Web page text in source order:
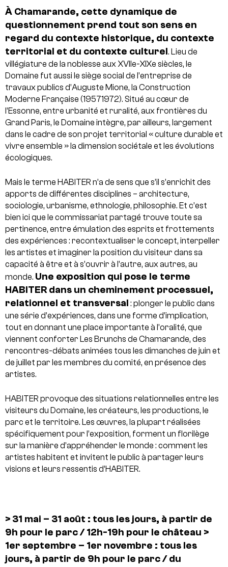
À Chamarande, cette dynamique de
questionnement prend tout son sens en
regard du contexte historique, du contexte
territorial et du contexte culturel. Lieu de
villégiature de la noblesse aux XVIIe-XIXe siècles, le
Domaine fut aussi le siège social de l’entreprise de
travaux publics d’Auguste Mione, la Construction
Moderne Française (19571972). Situé au cœur de
l’Essonne, entre urbanité et ruralité, aux frontières du
Grand Paris, le Domaine intègre, par ailleurs, largement
dans le cadre de son projet territorial « culture durable et
vivre ensemble » la dimension sociétale et les évolutions
écologiques.
Mais le terme HABITER n’a de sens que s’il s’enrichit des
apports de différentes disciplines – architecture,
sociologie, urbanisme, ethnologie, philosophie. Et c’est
bien ici que le commissariat partagé trouve toute sa
pertinence, entre émulation des esprits et frottements
des expériences : recontextualiser le concept, interpeller
les artistes et imaginer la position du visiteur dans sa
capacité à être et à s’ouvrir à l’autre, aux autres, au
monde. Une exposition qui pose le terme
HABITER dans un cheminement processuel,
relationnel et transversal : plonger le public dans
une série d’expériences, dans une forme d’implication,
tout en donnant une place importante à l’oralité, que
viennent conforter Les Brunchs de Chamarande, des
rencontres-débats animées tous les dimanches de juin et
de juillet par les membres du comité, en présence des
artistes.
HABITER provoque des situations relationnelles entre les
visiteurs du Domaine, les créateurs, les productions, le
parc et le territoire. Les œuvres, la plupart réalisées
spécifiquement pour l’exposition, forment un florilège
sur la manière d’appréhender le monde : comment les
artistes habitent et invitent le public à partager leurs
visions et leurs ressentis d’HABITER.
> 31 mai – 31 août : tous les jours, à partir de
9h pour le parc / 12h-19h pour le château >
1er septembre – 1er novembre : tous les
jours, à partir de 9h pour le parc / du